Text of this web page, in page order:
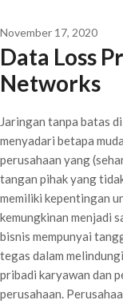
November 17, 2020
Data Loss
Networks
Jaringan tanpa batas
menyadari betapa
perusahaan yang
tangan pihak yang
memiliki kepentingan
kemungkinan menjadi
bisnis mempunyai
tegas dalam
pribadi karyawan dan
perusahaan.